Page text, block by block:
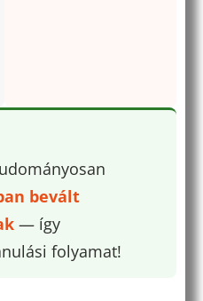
bevált
— így
folyamat!